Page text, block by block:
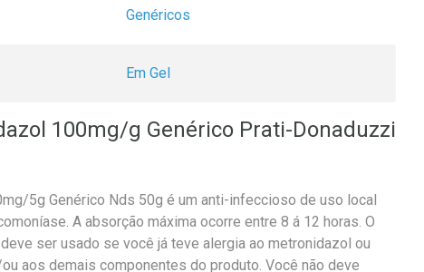
Genéricos
Em Gel
100mg/g Genérico Prati-Donaduzzi
5g Genérico Nds 50g é um anti-infeccioso de uso local
A absorção máxima ocorre entre 8 á 12 horas. O
ser usado se você já teve alergia ao metronidazol ou
aos demais componentes do produto. Você não deve